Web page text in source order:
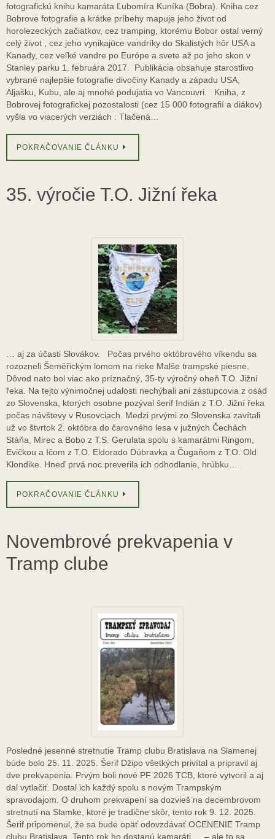
fotografickú knihu kamaráta Ľubomíra Kuníka (Bobra). Kniha cez
Bobrove fotografie a krátke príbehy mapuje jeho život od
horolezeckých začiatkov, cez tramping, ktorému Bobor ostal verný
celý život , cez jeho vynikajúce vandríky do Skalistých hôr USA a
Kanady, cez veľké vandre po Európe a svete až po jeho skon v
Stanley parku 1. februára 2017. Publikácia obsahuje starostlivo
vybrané najlepšie fotografie divočiny Kanady a západu USA,
Aljašku, Kubu, ale aj mnohé podujatia vo Vancouvri. Kniha, z
Bobrovej fotografickej pozostalosti (cez 15 000 fotografií a diákov)
vyšla vo viacerých verziách : Tlačená…
POKRAČOVANIE ČLÁNKU
35. výročie T.O. Jižní řeka
… aj za účasti Slovákov. Počas prvého októbrového víkendu sa
rozozneli Šeměřickým lomom na rieke Malše trampské piesne.
Dôvod nato bol viac ako príznačný, 35-ty výročný oheň T.O. Jižní
řeka. Na tejto výnimočnej udalosti nechýbali ani zástupcovia z osád
zo Slovenska, ktorých osobne pozýval šerif Indián z T.O. Jižní řeka
počas návštevy v Rusovciach. Medzi prvými zo Slovenska zavítali
už vo štvrtok 2. októbra do čarovného lesa v južných Čechách
Stáňa, Mirec a Bobo z T.S. Gerulata spolu s kamarátmi Ringom,
Evičkou a Ičom z T.O. Eldorado Dúbravka a Čugaňom z T.O. Old
Klondike. Hneď prvá noc preverila ich odhodlanie, hrúbku…
POKRAČOVANIE ČLÁNKU
Novembrové prekvapenia v
Tramp clube
Posledné jesenné stretnutie Tramp clubu Bratislava na Slamenej
búde bolo 25. 11. 2025. Šerif Džipo všetkých privítal a pripravil aj
dve prekvapenia. Prvým boli nové PF 2026 TCB, ktoré vytvoril a aj
dal vytlačiť. Dostal ich každý spolu s novým Trampským
spravodajom. O druhom prekvapení sa dozvieš na decembrovom
stretnutí na Slamke, ktoré je tradične skôr, tento rok 9. 12. 2025.
Šerif pripomenul, že sa bude opäť odovzdávať OCENENIE Tramp
clubu Bratislava. Tento rok ho dostanú kamaráti … – ale to sa